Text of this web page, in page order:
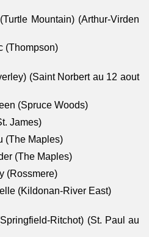
Mountain) (Arthur-Virden
(Thompson)
(Saint Norbert au 12 aout
(Spruce Woods)
James)
(The Maples)
(The Maples)
(Rossmere)
(Kildonan-River East)
Ritchot) (St. Paul au